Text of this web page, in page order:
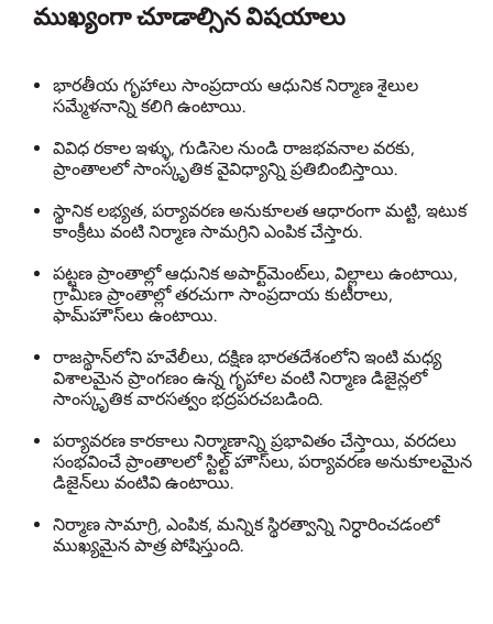
ముఖ్యంగా చూడాల్సిన విషయాలు
భారతీయ గృహాలు సాంప్రదాయ ఆధునిక నిర్మాణ శైలుల
సమ్మేళనాన్ని కలిగి ఉంటాయి.
వివిధ రకాల ఇళ్ళు, గుడిసెల నుండి రాజభవనాల వరకు,
ప్రాంతాలలో సాంస్కృతిక వైవిధ్యాన్ని ప్రతిబింబిస్తాయి.
స్థానిక లభ్యత, పర్యావరణ అనుకూలత ఆధారంగా మట్టి, ఇటుక
కాంక్రీటు వంటి నిర్మాణ సామగ్రిని ఎంపిక చేస్తారు.
పట్టణ ప్రాంతాల్లో ఆధునిక అపార్ట్‌మెంట్‌లు, విల్లాలు ఉంటాయి,
గ్రామీణ ప్రాంతాల్లో తరచుగా సాంప్రదాయ కుటీరాలు,
ఫామ్‌హౌస్‌లు ఉంటాయి.
రాజస్థాన్‌లోని హవేలీలు, దక్షిణ భారతదేశంలోని ఇంటి మధ్య
విశాలమైన ప్రాంగణం ఉన్న గృహాల వంటి నిర్మాణ డిజైన్లలో
సాంస్కృతిక వారసత్వం భద్రపరచబడింది.
పర్యావరణ కారకాలు నిర్మాణాన్ని ప్రభావితం చేస్తాయి, వరదలు
సంభవించే ప్రాంతాలలో స్టిల్ట్ హౌస్‌లు, పర్యావరణ అనుకూలమైన
డిజైన్‌లు వంటివి ఉంటాయి.
నిర్మాణ సామాగ్రి, ఎంపిక, మన్నిక స్థిరత్వాన్ని నిర్ధారించడంలో
ముఖ్యమైన పాత్ర పోషిస్తుంది.